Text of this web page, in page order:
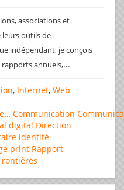
associations et
outils de
indépendant, je conçois
rapports annuels,...
, Internet, Web
Communication
digital Direction
identité
print Rapport